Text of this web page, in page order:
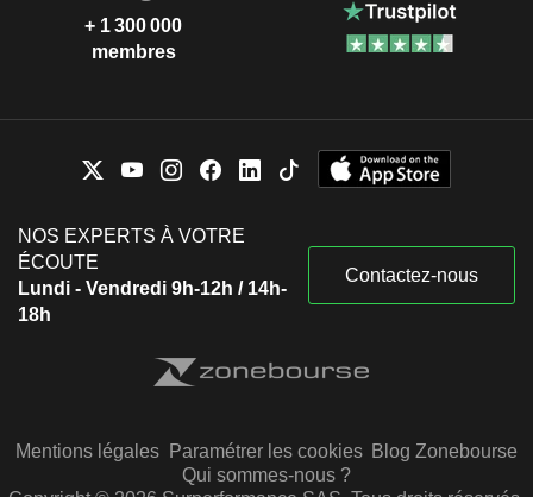
+ 1 300 000
membres
NOS EXPERTS À VOTRE
ÉCOUTE
Lundi - Vendredi 9h-12h / 14h-
18h
Contactez-nous
Mentions légales Paramétrer les cookies Blog Zonebourse
Qui sommes-nous ?